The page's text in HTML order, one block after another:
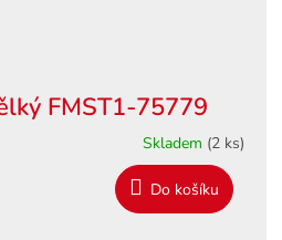
FMST1-75779
Skladem (2 ks)
Do košíku